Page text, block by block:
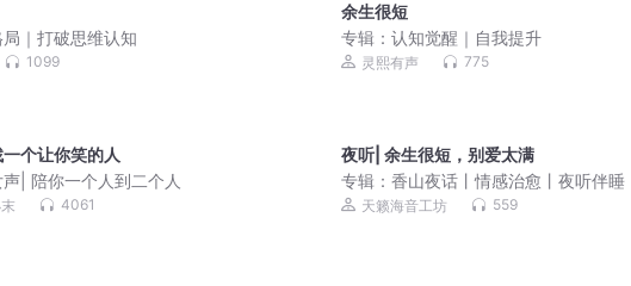
｜打破思维认知
1099
余生很短
专辑：认知觉醒｜自我提升
灵熙有声 775
个让你笑的人
| 陪你一个人到二个人
4061
夜听| 余生很短，别爱太满
专辑：香山夜话丨情感治愈丨夜听伴睡
天籁海音工坊 559